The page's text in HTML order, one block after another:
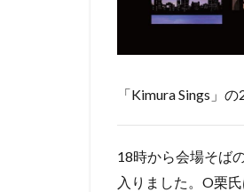
「Kimura Sings」
18時から会場そば
入りました。O栗